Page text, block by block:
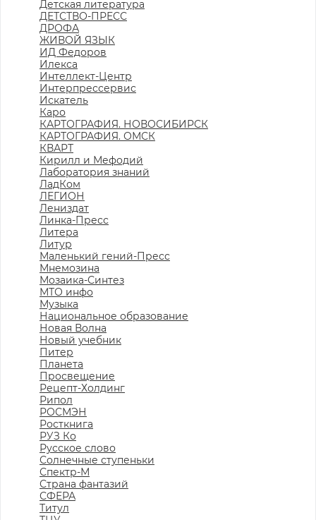
Детская литература
ДЕТСТВО-ПРЕСС
ДРОФА
ЖИВОЙ ЯЗЫК
ИД Федоров
Илекса
Интеллект-Центр
Интерпрессервис
Искатель
Каро
КАРТОГРАФИЯ. НОВОСИБИРСК
КАРТОГРАФИЯ. ОМСК
КВАРТ
Кирилл и Мефодий
Лаборатория знаний
ЛадКом
ЛЕГИОН
Лениздат
Линка-Пресс
Литера
Литур
Маленький гений-Пресс
Мнемозина
Мозаика-Синтез
МТО инфо
Музыка
Национальное образование
Новая Волна
Новый учебник
Питер
Планета
Просвещение
Рецепт-Холдинг
Рипол
РОСМЭН
Росткнига
РУЗ Ко
Русское слово
Солнечные ступеньки
Спектр-М
Страна фантазий
СФЕРА
Титул